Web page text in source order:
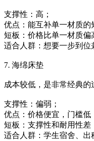
‌支撑性‌：高；
优点‌：能互补单一材质的
短板‌：价格比单一材质偏
适合人群‌：想要一步到位
7. 海绵床垫
成本较低，是非常经典的
‌支撑性‌：偏弱；
优点‌：价格便宜，门槛低
短板‌：支撑性和耐用性差
适合人群‌：学生宿舍、出